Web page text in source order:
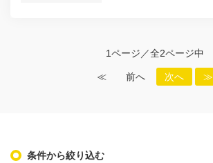
1ページ／全2ページ中
≪ 前へ 次へ ≫
条件から絞り込む